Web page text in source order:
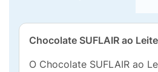
Chocolate SUFLAIR ao
O Chocolate SUFLAIR ao